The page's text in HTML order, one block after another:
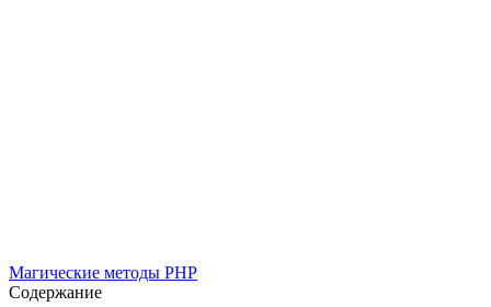
Магические методы PHP
Содержание